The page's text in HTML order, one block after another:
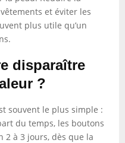
et éviter les
plus utile qu’un
disparaître
?
souvent le plus simple :
du temps, les boutons
2 à 3 jours, dès que la